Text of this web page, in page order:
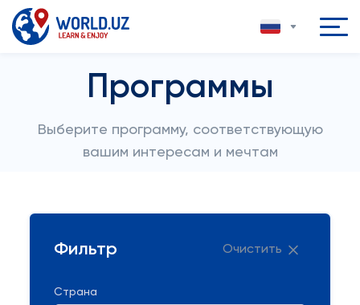
Программы
Выберите программу, соответствующую
вашим интересам и мечтам
Фильтр Очистить
Страна